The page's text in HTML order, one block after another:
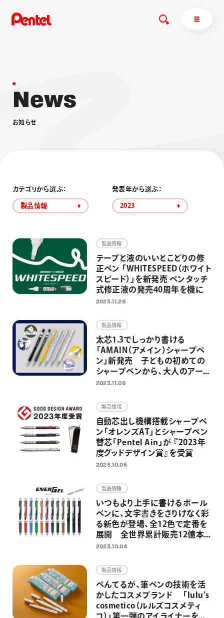
商品を探す
ブラッシュ（筆）
その他
採用情報
運営会社
News
お知 らせ
カテゴリから選ぶ：
製品情報
発表年から選ぶ：
2023
製品情報
テープと液のいいとこどりの修
正ペン 「WHITESPEED（ホワイト
スピード）」を新発売 ペンタッチ
式修正液の発売40周年を機に
2023.11.28
製品情報
太芯1.3でしっかり書ける
「AMAIN（アメイン）シャープペ
ン」新発売 子どもの初めての
シャープペンから、大人のアート
＆クラフトの相棒としても活躍
2023.11.08
製品情報
自動芯出し機構搭載シャープペ
ン「オレンズAT」とシャープペン
替芯「Pentel Ain」が 『2023年
度グッドデザイン賞』を受賞
2023.10.05
製品情報
いつもより上手に書けるボール
ペンに、文字書きをさりげなく彩
る新色が登場、全12色で定番を
展開 全世界累計販売12億本
超の速乾ゲルインキボールペン
2023.10.04
製品情報
ぺんてるが、筆ペンの技術を活
かしたコスメブランド 「lulu’s
cosmetico（ルルズコスメティ
コ）」第一弾のアイライナーを